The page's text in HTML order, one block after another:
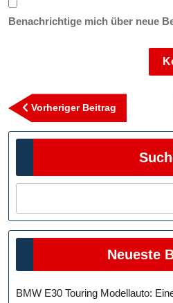
Benachrichtige mich über neue
Beitragsnavigation
Vorheriger Beitrag
Beitrag
Neueste
BMW E30 Touring Modellauto: